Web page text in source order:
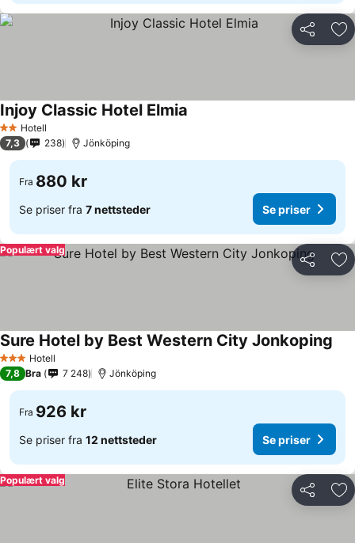
Del
2 Stjerner
Hotell
Injoy Classic Hotel Elmia
7,3 238 Jönköping
Fra 880 kr
Se priser fra 7 nettsteder Se priser
Del
Populært valg
3 StjernerHotell
Sure Hotel by Best Western City Jonkoping
7,8 Bra 7 248 Jönköping
Fra 926 kr
Se priser fra 12 nettsteder Se priser
Del
Populært valg